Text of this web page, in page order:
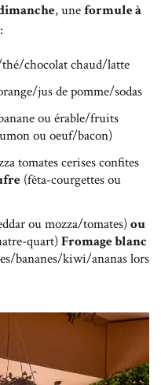
, uneformule à
chocolat chaud/latte
jus de pomme/sodas
ou érable/fruits
ou oeuf/bacon)
tomates cerises confites
(fêta-courgettes ou
ou mozza/tomates)ou
quart)Fromage blanc
bananes/kiwi/ananas lors